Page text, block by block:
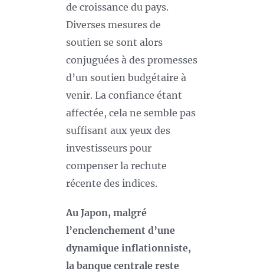
de croissance du pays.
Diverses mesures de
soutien se sont alors
conjuguées à des promesses
d’un soutien budgétaire à
venir. La confiance étant
affectée, cela ne semble pas
suffisant aux yeux des
investisseurs pour
compenser la rechute
récente des indices.
Au Japon, malgré
l’enclenchement d’une
dynamique inflationniste,
la banque centrale reste